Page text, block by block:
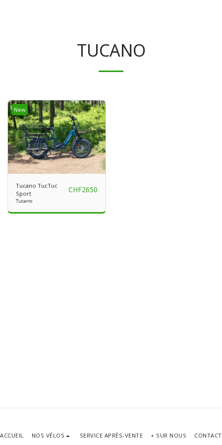
TUCANO
New
Tucano TucTuc
Sport
CHF2650
Tucano
ACCUEIL NOS VÉLOS SERVICE APRÈS-VENTE + SUR NOUS CONTACT